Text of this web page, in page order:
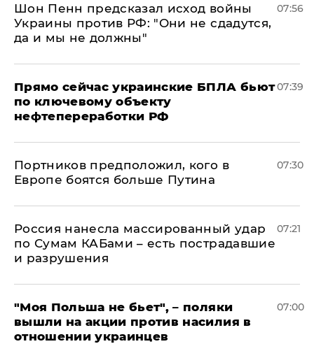
Шон Пенн предсказал исход войны
Украины против РФ: "Они не сдадутся,
да и мы не должны"
07:56
Прямо сейчас украинские БПЛА бьют
по ключевому объекту
нефтепереработки РФ
07:39
Портников предположил, кого в
Европе боятся больше Путина
07:30
Россия нанесла массированный удар
по Сумам КАБами – есть пострадавшие
и разрушения
07:21
"Моя Польша не бьет", – поляки
вышли на акции против насилия в
отношении украинцев
07:00